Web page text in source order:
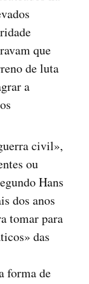
que
de luta
a
civil»,
ou
Hans
dos anos
tomar para
das
forma de